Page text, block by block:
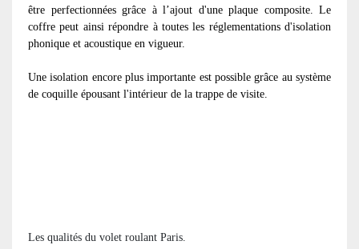
être perfectionnées grâce à l’ajout d'une plaque composite. Le
coffre peut ainsi répondre à toutes les réglementations d'isolation
phonique et acoustique en vigueur.
Une isolation encore plus importante est possible grâce au système
de coquille épousant l'intérieur de la trappe de visite.
Les qualités du volet roulant Paris.